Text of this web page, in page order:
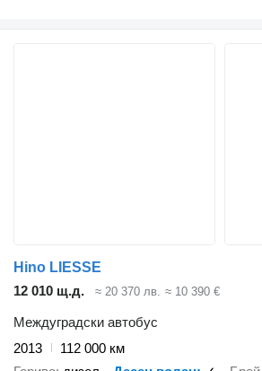
Hino LIESSE
12 010 щ.д.
≈ 20 370 лв. ≈ 10 390 €
Междуградски автобус
2013
112 000 км